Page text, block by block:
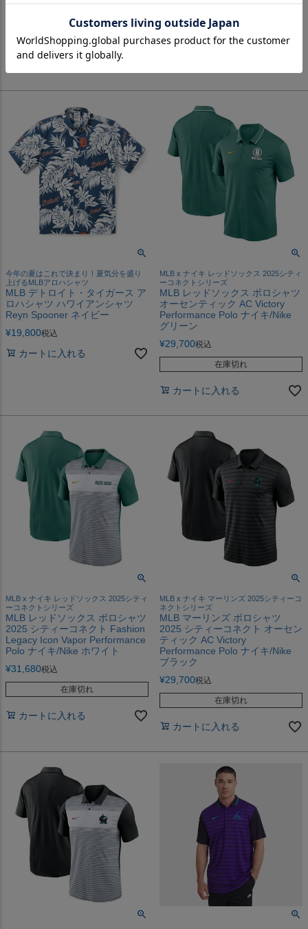
Cool Moisture Wicking ポロシャ
税込
カートに入れる
ナティ・レッズ アロハシャツ ハ
レッド
¥19,800税込
今年の夏はこれで決まり！夏気分を盛り
上げるMLBアロハシャツ
MLB デトロイト・タイガース ア
ロハシャツ ハワイアンシャツ
Reyn Spooner ネイビー
¥19,800税込
カートに入れる
MLB x ナイキ レッドソックス 2025シティ
ーコネクトシリーズ
MLB レッドソックス ポロシャツ
オーセンティック AC Victory
Performance Polo ナイキ/Nike
グリーン
¥29,700税込
在庫切れ
カートに入れる
MLB x ナイキ レッドソックス 2025シティ
ーコネクトシリーズ
MLB レッドソックス ポロシャツ
2025 シティーコネクト Fashion
Legacy Icon Vapor Performance
Polo ナイキ/Nike ホワイト
¥31,680税込
在庫切れ
カートに入れる
MLB x ナイキ マーリンズ 2025シティーコ
ネクトシリーズ
MLB マーリンズ ポロシャツ
2025 シティーコネクト オーセン
ティック AC Victory
Performance Polo ナイキ/Nike
ブラック
¥29,700税込
在庫切れ
カートに入れる